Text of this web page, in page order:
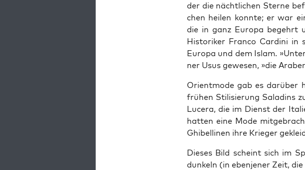
der die nächt­li­chen Ster­ne
chen hei­len konn­te; er war
die in ganz Euro­pa begehrt
His­to­ri­ker Fran­co Car­di­ni in
Euro­pa und dem Islam.
ner Usus gewe­sen, »die
Ori­ent­mo­de gab es dar­über
frü­hen Sti­li­sie­rung Sala­dins
Lucera, die im Dienst der
hat­ten eine Mode
Ghi­bel­li­nen ihre Krie­ger
Die­ses Bild scheint sich im
dun­keln (in eben­je­ner Zeit,